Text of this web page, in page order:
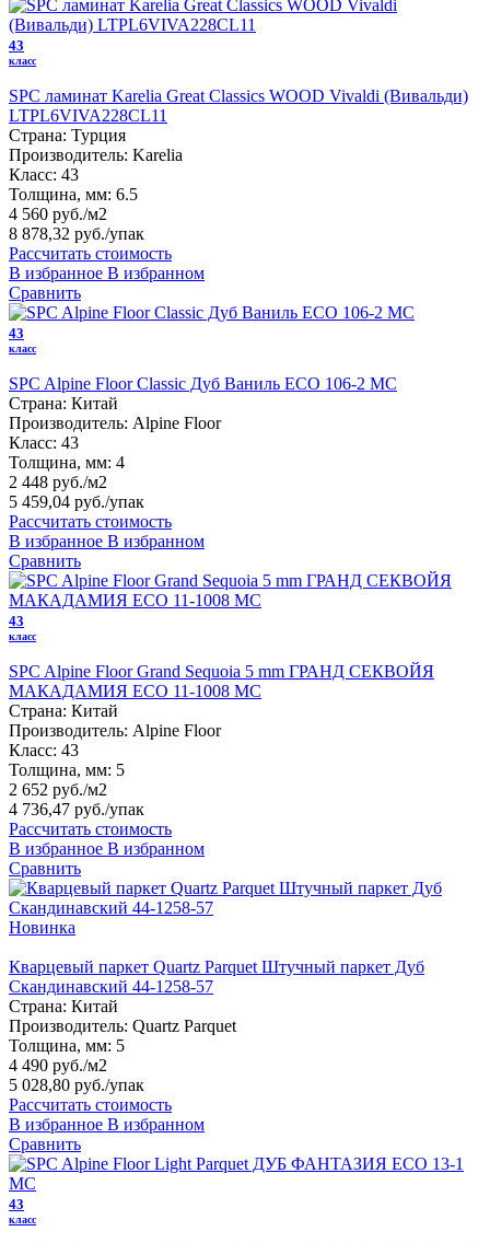
43
класс
SPC ламинат Karelia Great Classics WOOD Vivaldi (Вивальди)
LTPL6VIVA228CL11
Страна: Турция
Производитель: Karelia
Класс: 43
Толщина, мм: 6.5
4 560 руб./м2
8 878,32 руб./упак
Рассчитать стоимость
В избранное В избранном
Сравнить
43
класс
SPC Alpine Floor Classic Дуб Ваниль ECO 106-2 MC
Страна: Китай
Производитель: Alpine Floor
Класс: 43
Толщина, мм: 4
2 448 руб./м2
5 459,04 руб./упак
Рассчитать стоимость
В избранное В избранном
Сравнить
43
класс
SPC Alpine Floor Grand Sequoia 5 mm ГРАНД СЕКВОЙЯ
МАКАДАМИЯ ECO 11-1008 MC
Страна: Китай
Производитель: Alpine Floor
Класс: 43
Толщина, мм: 5
2 652 руб./м2
4 736,47 руб./упак
Рассчитать стоимость
В избранное В избранном
Сравнить
Новинка
Кварцевый паркет Quartz Parquet Штучный паркет Дуб
Скандинавский 44-1258-57
Страна: Китай
Производитель: Quartz Parquet
Толщина, мм: 5
4 490 руб./м2
5 028,80 руб./упак
Рассчитать стоимость
В избранное В избранном
Сравнить
43
класс